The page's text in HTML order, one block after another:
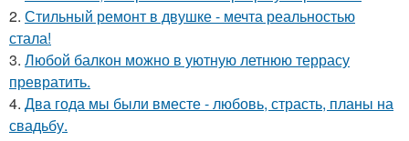
2. Стильный ремонт в двушке - мечта реальностью
стала!
3. Любой балкон можно в уютную летнюю террасу
превратить.
4. Два года мы были вместе - любовь, страсть, планы на
свадьбу.